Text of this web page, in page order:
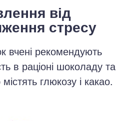
від
стресу
вчені рекомендують
в раціоні шоколаду та
глюкозу і какао.